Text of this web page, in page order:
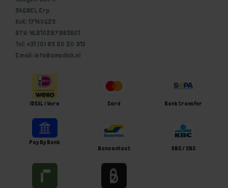
5469EL Erp
KvK: 17140625
BTW: NL810287985B01
Tel: +31 (0) 85 20 20 913
Email: info@omedick.nl
iDEAL | Wero Card Bank transfer
Pay By Bank
Bancontact
KBC / CBC